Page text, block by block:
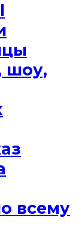
шоу,
всему